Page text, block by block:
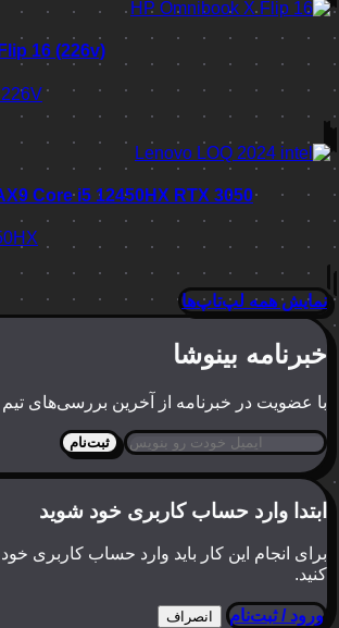
16 (226v)
Core i5 12450HX RTX 3050
نمایش همه لپ‌تاپ‌ها
خبرنامه بینوشا
با عضویت در خبرنامه از آخرین بررسی‌های تیم
ثبت‌نام
ابتدا وارد حساب کاربری خود شوید
برای انجام این کار باید وارد حساب کاربری
کنید.
ورود / ثبت‌نام انصراف